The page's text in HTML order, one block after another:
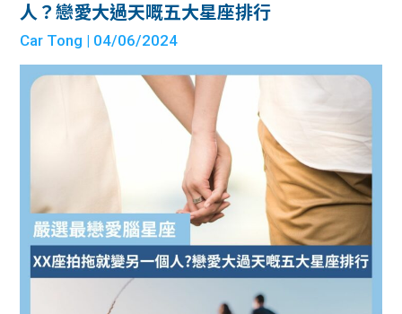
人？戀愛大過天嘅五大星座排行
Car Tong | 04/06/2024